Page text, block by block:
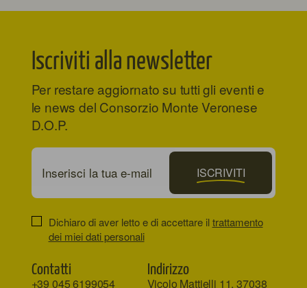
Iscriviti alla newsletter
Per restare aggiornato su tutti gli eventi e
le news del Consorzio Monte Veronese
D.O.P.
ISCRIVITI
Dichiaro di aver letto e di accettare iltrattamento
dei miei dati personali
Contatti
+39 045 6199054
Indirizzo
Vicolo Mattielli 11, 37038